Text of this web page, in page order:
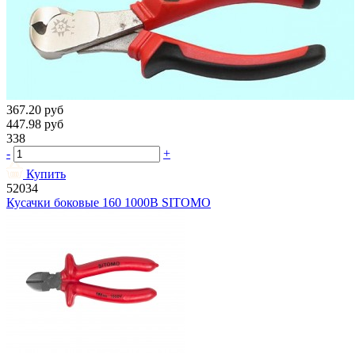
367.20 руб
447.98 руб
338
-
+
Купить
52034
Кусачки боковые 160 1000В SITOMO